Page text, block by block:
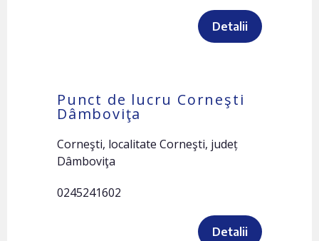
Detalii
Punct de lucru Corneşti
Dâmboviţa
Corneşti, localitate Corneşti, județ
Dâmboviţa
0245241602
Detalii